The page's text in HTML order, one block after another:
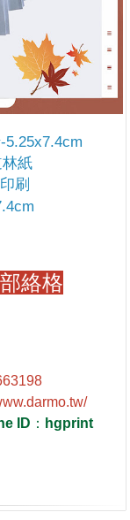
5.25x7.4cm
林紙
刷
絡格
ID ： hgprint